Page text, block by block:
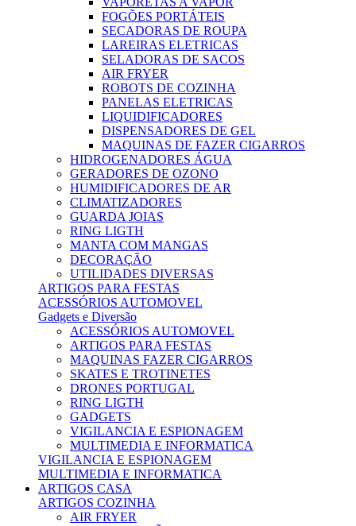
FOGÕES PORTÁTEIS
SECADORAS DE ROUPA
LAREIRAS ELETRICAS
SELADORAS DE SACOS
AIR FRYER
ROBOTS DE COZINHA
PANELAS ELETRICAS
LIQUIDIFICADORES
DISPENSADORES DE GEL
MAQUINAS DE FAZER CIGARROS
HIDROGENADORES ÁGUA
GERADORES DE OZONO
HUMIDIFICADORES DE AR
CLIMATIZADORES
GUARDA JOIAS
RING LIGTH
MANTA COM MANGAS
DECORAÇÃO
UTILIDADES DIVERSAS
ARTIGOS PARA FESTAS
ACESSÓRIOS AUTOMOVEL
Gadgets e Diversão
ACESSÓRIOS AUTOMOVEL
ARTIGOS PARA FESTAS
MAQUINAS FAZER CIGARROS
SKATES E TROTINETES
DRONES PORTUGAL
RING LIGTH
GADGETS
VIGILANCIA E ESPIONAGEM
MULTIMEDIA E INFORMATICA
VIGILANCIA E ESPIONAGEM
MULTIMEDIA E INFORMATICA
ARTIGOS CASA
ARTIGOS COZINHA
AIR FRYER